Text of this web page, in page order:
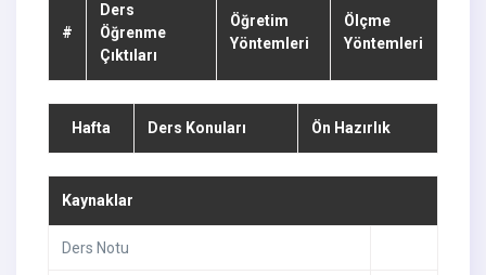
#
Ders
Öğrenme
Çıktıları
Öğretim
Yöntemleri
Ölçme
Yöntemleri
Hafta Ders Konuları Ön Hazırlık
Kaynaklar
Ders Notu